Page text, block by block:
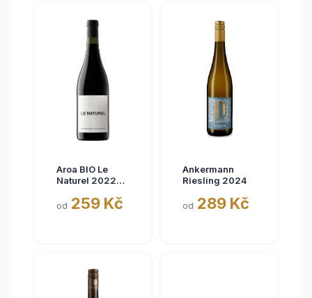
Aroa BIO Le
Naturel 2022
Navarra, bez
od 259 Kč
Ankermann
Riesling 2024
od 289 Kč